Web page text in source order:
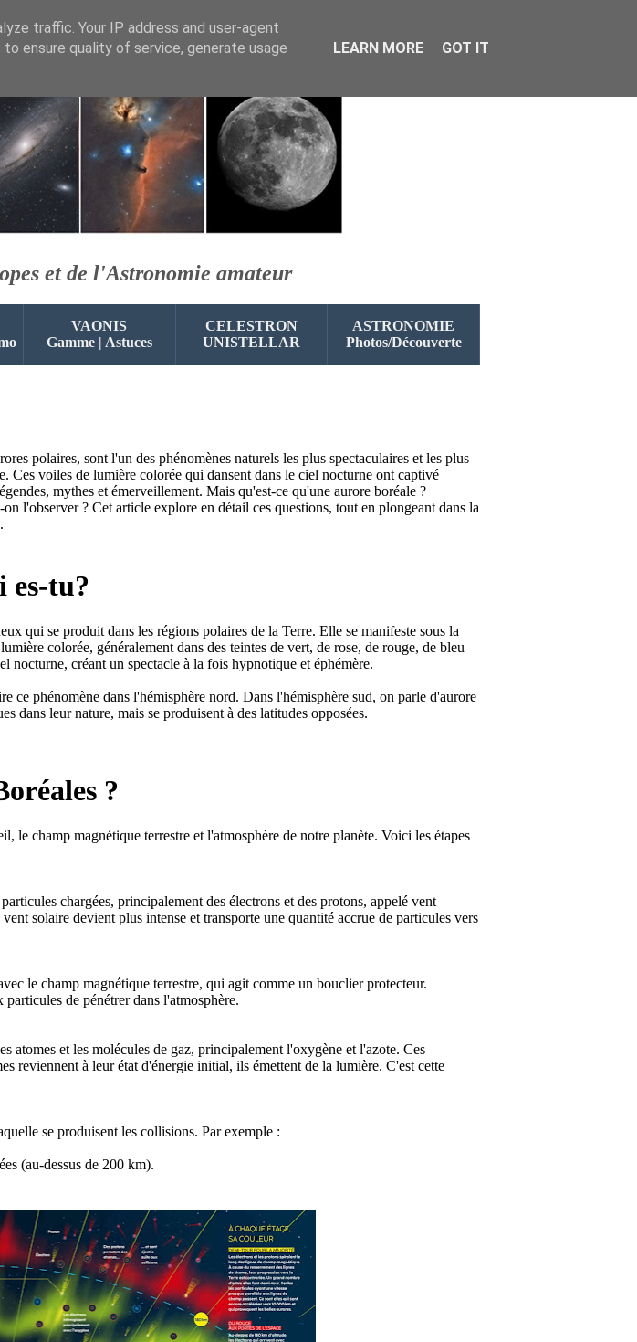
et de l'Astronomie amateur
VAONIS
Gamme | Astuces
CELESTRON
UNISTELLAR
ASTRONOMIE
Photos/Découverte
polaires, sont l'un des phénomènes naturels les plus spectaculaires et les plus
Ces voiles de lumière colorée qui dansent dans le ciel nocturne ont captivé
mythes et émerveillement. Mais qu'est-ce qu'une aurore boréale ?
l'observer ? Cet article explore en détail ces questions, tout en plongeant dans la
es-tu?
qui se produit dans les régions polaires de la Terre. Elle se manifeste sous la
colorée, généralement dans des teintes de vert, de rose, de rouge, de bleu
nocturne, créant un spectacle à la fois hypnotique et éphémère.
ce phénomène dans l'hémisphère nord. Dans l'hémisphère sud, on parle d'aurore
dans leur nature, mais se produisent à des latitudes opposées.
?
le champ magnétique terrestre et l'atmosphère de notre planète. Voici les étapes
chargées, principalement des électrons et des protons, appelé vent
solaire devient plus intense et transporte une quantité accrue de particules vers
le champ magnétique terrestre, qui agit comme un bouclier protecteur.
de pénétrer dans l'atmosphère.
atomes et les molécules de gaz, principalement l'oxygène et l'azote. Ces
reviennent à leur état d'énergie initial, ils émettent de la lumière. C'est cette
se produisent les collisions. Par exemple :
(au-dessus de 200 km).
traffic. Your IP address and user-agent
ensure quality of service, generate usage
LEARN MORE GOT IT